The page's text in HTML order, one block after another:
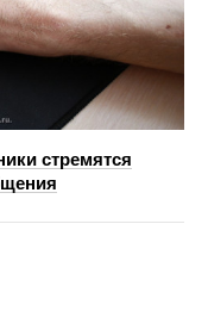
стремятся